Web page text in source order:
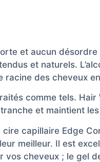
forte et aucun
et naturels.
des cheveux
comme tels.
et maintient
capillaire Edge
meilleur. Il est
vos cheveux ; le